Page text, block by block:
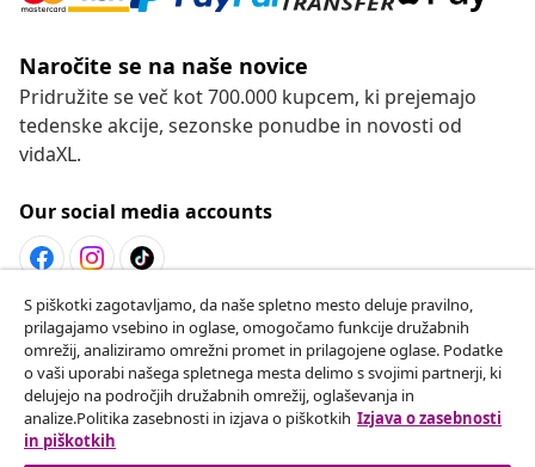
Oddaj zahtevek za odstop od naročila.
Odstop od pogodbe
Podpora za stranke
Poslovanje
vidaXL
Odkrijte več
S piškotki zagotavljamo, da naše spletno mesto deluje pravilno,
prilagajamo vsebino in oglase, omogočamo funkcije družabnih
omrežij, analiziramo omrežni promet in prilagojene oglase. Podatke
o vaši uporabi našega spletnega mesta delimo s svojimi partnerji, ki
delujejo na področjih družabnih omrežij, oglaševanja in
analize.Politika zasebnosti in izjava o piškotkih Izjava o zasebnosti
in piškotkih